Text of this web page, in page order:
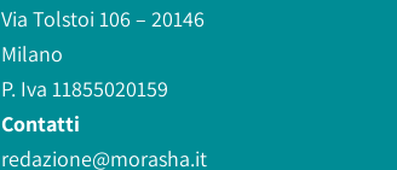
Via Tolstoi 106 – 20146
Milano
P. Iva 11855020159
Contatti
redazione@morasha.it